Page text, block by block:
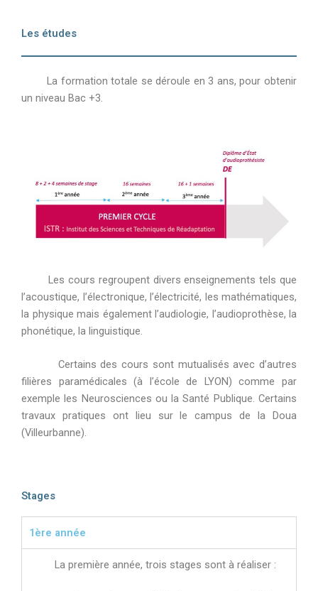
Les études
La formation totale se déroule en 3 ans, pour obtenir
un niveau Bac +3.
Les cours regroupent divers enseignements tels que
l’acoustique, l’électronique, l’électricité, les mathématiques,
la physique mais également l’audiologie, l’audioprothèse, la
phonétique, la linguistique.
Certains des cours sont mutualisés avec d’autres
filières paramédicales (à l’école de LYON) comme par
exemple les Neurosciences ou la Santé Publique. Certains
travaux pratiques ont lieu sur le campus de la Doua
(Villeurbanne).
Stages
1ère année
La première année, trois stages sont à réaliser :